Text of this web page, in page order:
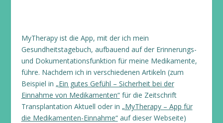
MyTherapy ist die App, mit der ich mein
Gesundheitstagebuch, aufbauend auf der Erinnerungs-
und Dokumentationsfunktion für meine Medikamente,
führe. Nachdem ich in verschiedenen Artikeln (zum
Beispiel in „Ein gutes Gefühl – Sicherheit bei der
Einnahme von Medikamenten“für die Zeitschrift
Transplantation Aktuell oder in „MyTherapy – App für
die Medikamenten-Einnahme“auf dieser Webseite)